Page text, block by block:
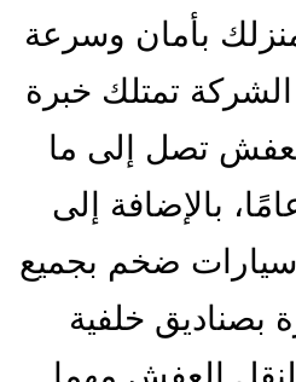
بأمان وسرعة
تمتلك خبرة
تصل إلى ما
بالإضافة إلى
سيارات ضخم بجميع
بصناديق خلفية